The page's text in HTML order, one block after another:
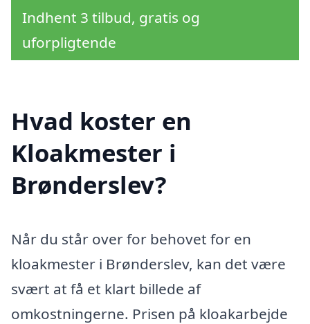
Indhent 3 tilbud, gratis og
uforpligtende
Hvad koster en
Kloakmester i
Brønderslev?
Når du står over for behovet for en
kloakmester i Brønderslev, kan det være
svært at få et klart billede af
omkostningerne. Prisen på kloakarbejde